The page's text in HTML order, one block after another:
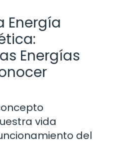
Energía
Energías
vida
del